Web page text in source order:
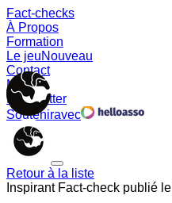
Fact-checks
À Propos
Formation
Le jeuNouveau
Contact
Memes
Newsletter
Souteniravec
Retour à la liste
InspirantFact-check publié le